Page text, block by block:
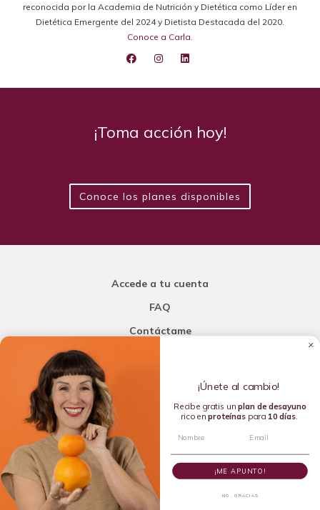
reconocida por la Academia de Nutrición y Dietética como Líder en
Dietética Emergente del 2024 y Dietista Destacada del 2020.
Conoce a Carla.
¡Toma acción hoy!
Conoce los planes disponibles
Accede a tu cuenta
FAQ
Contáctame
Añade una porción de inteligencia a tu nutrición
Copyright © 2016-2026 Carla L. de la Torre. All rights reserved.
¡Únete al cambio!
Recibe gratis unplan de desayuno
rico enproteínaspara 10 días.
¡ME APUNTO!
NO, GRACIAS